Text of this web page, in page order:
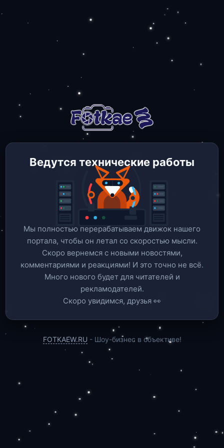
Ведутся технические работы
Мы полностью перерабатываем движок нашего
портала, чтобы он летал со скоростью мысли.
Скоро вернемся c новыми новостями,
комментариями и реакциями! И это точно не всё.
Много нового будет для читателей и
рекламодателей.
Скоро увидимся, друзья 👀
FOTKAEW.RU - Шоу-бизнес в объективе!